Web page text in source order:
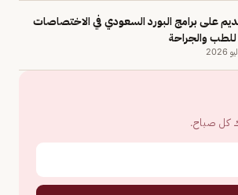
على برامج البورد السعودي في الاختصاصات
للطب والجراحة
كل صباح.